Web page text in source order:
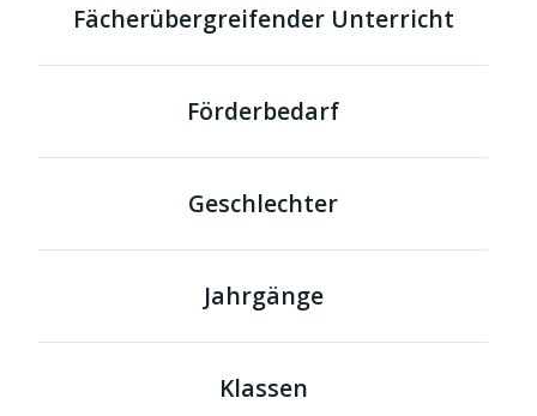
Fächerübergreifender Unterricht
Förderbedarf
Geschlechter
Jahrgänge
Klassen